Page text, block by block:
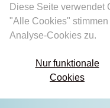
Diese Seite verwendet
"Alle Cookies"
Analyse-Cookies zu.
Nur funktionale
Cookies